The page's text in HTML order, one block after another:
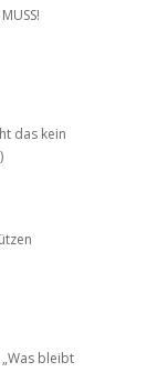
das kein
bleibt